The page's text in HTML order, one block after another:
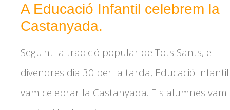
A Educació Infantil celebrem la
Castanyada.
Seguint la tradició popular de Tots Sants, el
divendres dia 30 per la tarda, Educació Infantil
vam celebrar la Castanyada. Els alumnes vam